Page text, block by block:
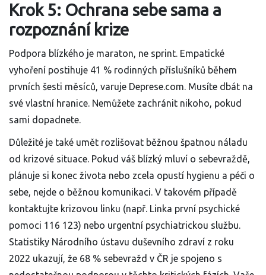
Krok 5: Ochrana sebe sama a
rozpoznání krize
Podpora blízkého je maraton, ne sprint. Empatické
vyhoření postihuje 41 % rodinných příslušníků během
prvních šesti měsíců, varuje Deprese.com. Musíte dbát na
své vlastní hranice. Nemůžete zachránit nikoho, pokud
sami dopadnete.
Důležité je také umět rozlišovat běžnou špatnou náladu
od krizové situace. Pokud váš blízký mluví o sebevraždě,
plánuje si konec života nebo zcela opustí hygienu a péči o
sebe, nejde o běžnou komunikaci. V takovém případě
kontaktujte krizovou linku (např. Linka první psychické
pomoci 116 123) nebo urgentní psychiatrickou službu.
Statistiky Národního ústavu duševního zdraví z roku
2022 ukazují, že 68 % sebevražd v ČR je spojeno s